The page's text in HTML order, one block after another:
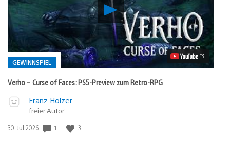
Verho
–
Curse
of
Faces:
PS5-
Preview
zum
Retro-
GEWINNSPIEL
Verho – Curse of Faces: PS5-Preview zum Retro-RPG
Veröffentlicht
Gewinnspiel
Franz Holzer
freier Autor
Veröffentlichungsdatum:
30. Jul 2026 1 3